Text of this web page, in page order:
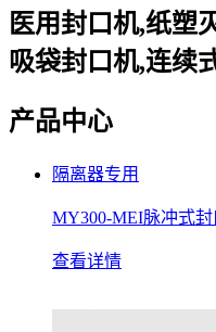
医用封口机,纸塑
吸袋封口机,连续
产品中心
隔离器专用
MY300-MEI脉冲式封
查看详情